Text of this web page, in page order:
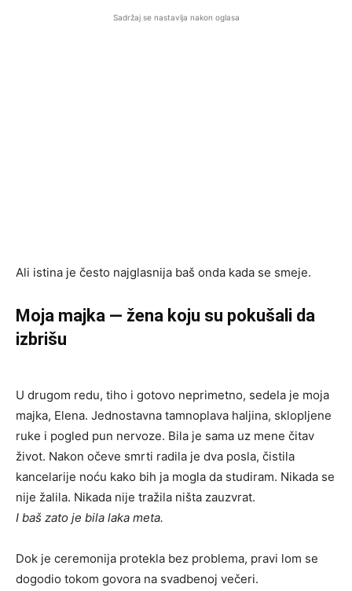
Sadržaj se nastavlja nakon oglasa
Ali istina je često najglasnija baš onda kada se smeje.
Moja majka — žena koju su pokušali da
izbrišu
U drugom redu, tiho i gotovo neprimetno, sedela je moja
majka, Elena. Jednostavna tamnoplava haljina, sklopljene
ruke i pogled pun nervoze. Bila je sama uz mene čitav
život. Nakon očeve smrti radila je dva posla, čistila
kancelarije noću kako bih ja mogla da studiram. Nikada se
nije žalila. Nikada nije tražila ništa zauzvrat.
I baš zato je bila laka meta.
Dok je ceremonija protekla bez problema, pravi lom se
dogodio tokom govora na svadbenoj večeri.